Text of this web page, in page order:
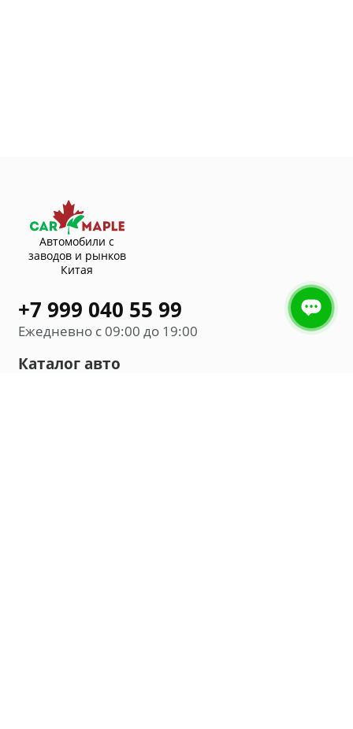
Автомобили с
заводов и рынков
Китая
+7 999 040 55 99
Ежедневно с 09:00 до 19:00
Каталог авто